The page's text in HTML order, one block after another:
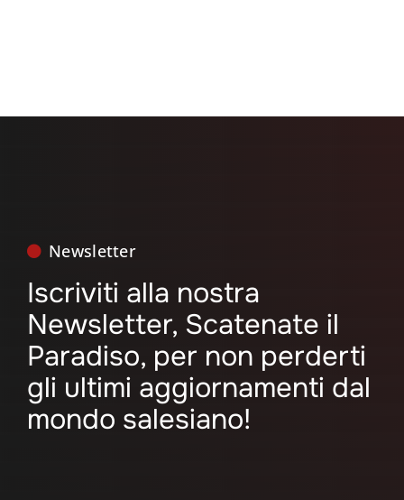
Newsletter
Iscriviti alla nostra
Newsletter, Scatenate il
Paradiso, per non perderti
gli ultimi aggiornamenti dal
mondo salesiano!